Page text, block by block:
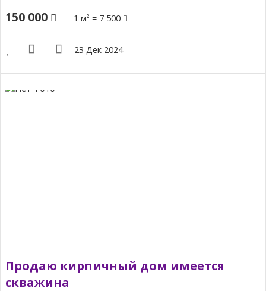
150 000 1 м² = 7 500
23 Дек 2024
Продаю кирпичный дом имеется
скважина